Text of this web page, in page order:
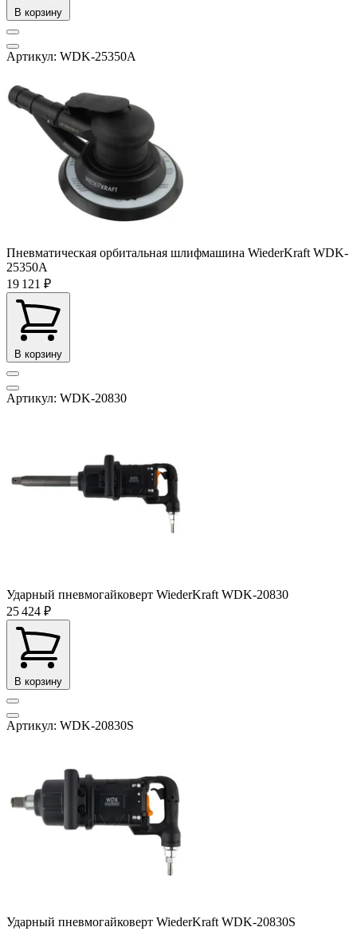
В корзину
Артикул: WDK-25350A
Пневматическая орбитальная шлифмашина WiederKraft WDK-
25350A
19 121 ₽
В корзину
Артикул: WDK-20830
Ударный пневмогайковерт WiederKraft WDK-20830
25 424 ₽
В корзину
Артикул: WDK-20830S
Ударный пневмогайковерт WiederKraft WDK-20830S